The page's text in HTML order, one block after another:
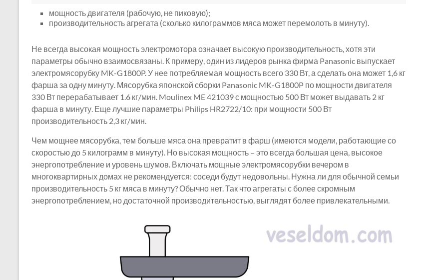
мощность двигателя (рабочую, не пиковую);
производительность агрегата (сколько килограммов мяса может перемолоть в минуту).
Не всегда высокая мощность электромотора означает высокую производительность, хотя эти
параметры обычно взаимосвязаны. К примеру, один из лидеров рынка фирма Panasonic выпускает
электромясорубку MK-G1800P. У нее потребляемая мощность всего 330 Вт, а сделать она может 1,6 кг
фарша за одну минуту. Мясорубка японской сборки Panasonic MK-G1800P по мощности двигателя
330 Вт перерабатывает 1.6 кг/мин. Moulinex ME 421039 с мощностью 500 Вт может выдавать 2 кг
фарша в минуту. Еще лучшие параметры Philips HR2722/10: при мощности 500 Вт
производительность 2,3 кг/мин.
Чем мощнее мясорубка, тем больше мяса она превратит в фарш (имеются модели, работающие со
скоростью до 5 килограмм в минуту). Но высокая мощность – это всегда большая цена, высокое
энергопотребление и уровень шумов. Включать мощные электромясорубки вечером в
многоквартирных домах не рекомендуется: соседи будут недовольны. Нужна ли для обычной семьи
производительность 5 кг мяса в минуту? Обычно нет. Так что агрегаты с более скромным
энергопотреблением, но достаточной производительностью, выглядят более привлекательными.